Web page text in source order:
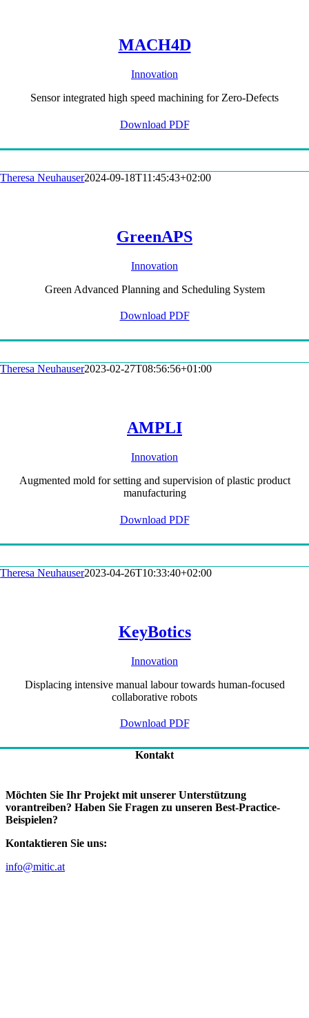
MACH4D
Innovation
Sensor integrated high speed machining for Zero-Defects
Download PDF
Theresa Neuhauser2024-09-18T11:45:43+02:00
GreenAPS
Innovation
Green Advanced Planning and Scheduling System
Download PDF
Theresa Neuhauser2023-02-27T08:56:56+01:00
AMPLI
Innovation
Augmented mold for setting and supervision of plastic product
manufacturing
Download PDF
Theresa Neuhauser2023-04-26T10:33:40+02:00
KeyBotics
Innovation
Displacing intensive manual labour towards human-focused
collaborative robots
Download PDF
Kontakt
Möchten Sie Ihr Projekt mit unserer Unterstützung
vorantreiben? Haben Sie Fragen zu unseren Best-Practice-
Beispielen?
Kontaktieren Sie uns:
info@mitic.at